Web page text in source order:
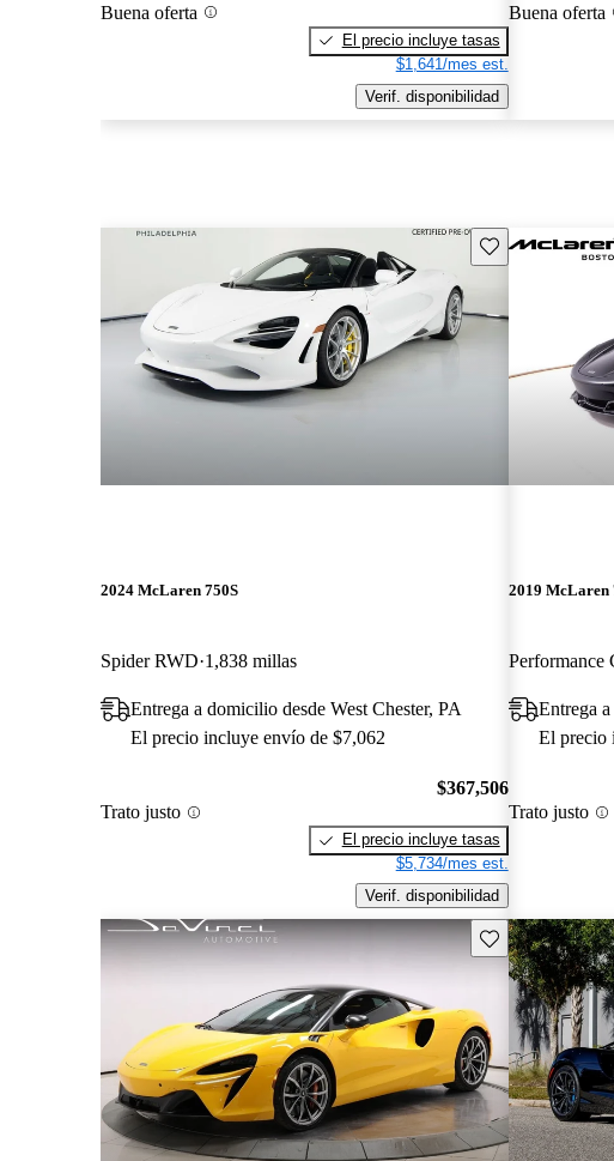
Buena oferta
El precio incluye tasas
$1,641/mes est.
Verif. disponibilidad
Buena oferta
Guarda este Aviso
2024 McLaren 750S
Spider RWD 1,838 millas
Entrega a domicilio desde West Chester, PA
El precio incluye envío de $7,062
Trato justo
$367,506
El precio incluye tasas
$5,734/mes est.
Verif. disponibilidad
2019 McLaren
Performance
Entrega
El precio
Trato justo
Guarda este Aviso